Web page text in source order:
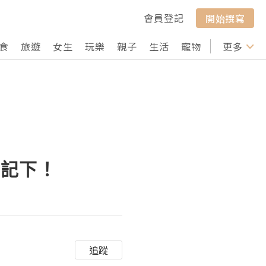
會員登記
開始撰寫
旅遊 女生 玩樂 親子 生活 寵物 行山 打卡
更多
下！
追蹤